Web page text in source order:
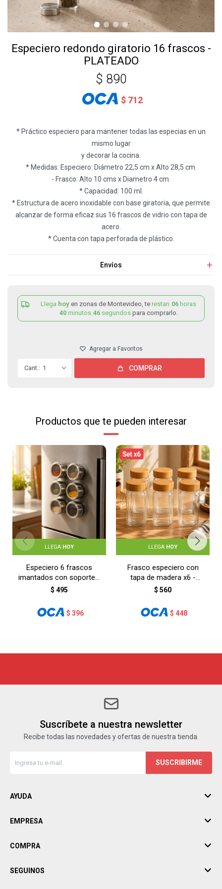
Especiero redondo giratorio 16 frascos -
PLATEADO
$ 890
$ 712
* Práctico especiero para mantener todas las especias en un
mismo lugar
y decorar la cocina.
* Medidas: Especiero: Diámetro 22,5 cm x Alto 28,5 cm.
- Frasco: Alto 10 cms x Diametro 4 cm.
* Capacidad: 100 ml.
* Estructura de acero inoxidable con base giratoria, que permite
alcanzar de forma eficaz sus 16 frascos de vidrio con tapa de
acero.
* Cuenta con tapa perforada de plástico.
Envíos
Llega hoy en zonas de Montevideo, te restan 06 horas
40 minutos 46 segundos para comprarlo.
1 COMPRAR
Productos que te pueden interesar
LLEGA HOY
Especiero 6 frascos
imantados con soporte -
GRIS
$ 495
$ 396
LLEGA HOY
Frasco especiero con
tapa de madera x6 -
TRANSPARENTE
$ 560
$ 448
Suscríbete a nuestra newsletter
Recibe todas las novedades y ofertas de nuestra tienda.
SUSCRIBIRME
AYUDA
EMPRESA
COMPRA
SEGUINOS